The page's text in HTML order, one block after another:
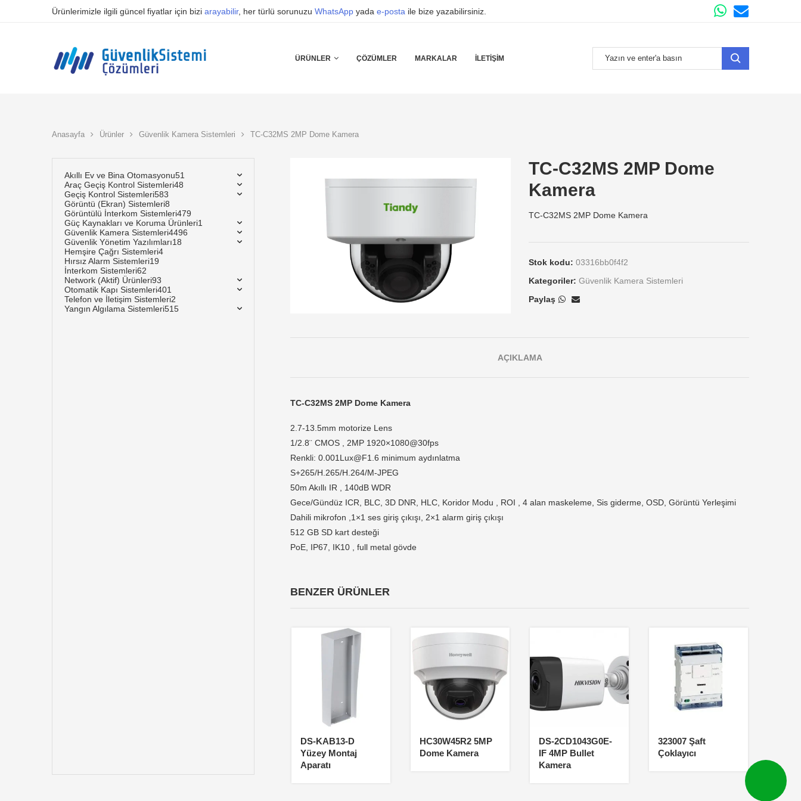
Ürünlerimizle ilgili güncel fiyatlar için bizi arayabilir, her türlü sorunuzu WhatsApp yada e-posta ile bize yazabilirsiniz.
ÜRÜNLER ÇÖZÜMLER MARKALAR İLETIŞIM
Anasayfa Ürünler Güvenlik Kamera Sistemleri TC-C32MS 2MP Dome Kamera
TC-C32MS 2MP Dome
Kamera
TC-C32MS 2MP Dome Kamera
Stok kodu: 03316bb0f4f2
Kategoriler: Güvenlik Kamera Sistemleri
Paylaş
AÇIKLAMA
TC-C32MS 2MP Dome Kamera
2.7-13.5mm motorize Lens
1/2.8¨ CMOS , 2MP 1920×1080@30fps
Renkli:0.001Lux@F1.6 minimum aydınlatma
S+265/H.265/H.264/M-JPEG
50m Akıllı IR , 140dB WDR
Gece/Gündüz ICR, BLC, 3D DNR, HLC, Koridor Modu , ROI , 4 alan maskeleme, Sis giderme, OSD, Görüntü Yerleşimi
Dahili mikrofon ,1×1 ses giriş çıkışı, 2×1 alarm giriş çıkışı
512 GB SD kart desteği
PoE, IP67, IK10 , full metal gövde
BENZER ÜRÜNLER
DS-KAB13-D
Yüzey Montaj
Aparatı
HC30W45R2 5MP
Dome Kamera
DS-2CD1043G0E-
IF 4MP Bullet
Kamera
323007 Şaft
Çoklayıcı
Akıllı Ev ve Bina Otomasyonu51
Araç Geçiş Kontrol Sistemleri48
Geçiş Kontrol Sistemleri583
Görüntü (Ekran) Sistemleri8
Görüntülü İnterkom Sistemleri479
Güç Kaynakları ve Koruma Ürünleri1
Güvenlik Kamera Sistemleri4496
Güvenlik Yönetim Yazılımları18
Hemşire Çağrı Sistemleri4
Hırsız Alarm Sistemleri19
İnterkom Sistemleri62
Network (Aktif) Ürünleri93
Otomatik Kapı Sistemleri401
Telefon ve İletişim Sistemleri2
Yangın Algılama Sistemleri515